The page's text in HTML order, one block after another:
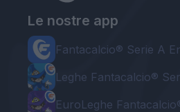
Le nostre app
Fantacalcio® Serie A
Leghe Fantacalcio®
EuroLeghe